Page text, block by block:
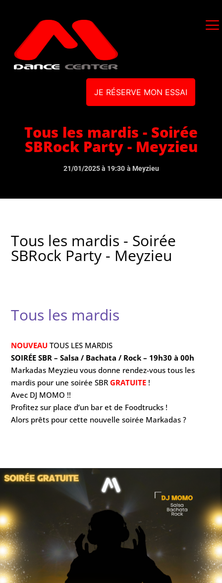
JE RÉSERVE MON ESSAI
Tous les mardis - Soirée
SBRock Party - Meyzieu
21/01/2025 à 19:30 à Meyzieu
Tous les mardis - Soirée
SBRock Party - Meyzieu
Tous les mardis
NOUVEAU TOUS LES MARDIS
SOIRÉE SBR – Salsa / Bachata / Rock – 19h30 à 00h
Markadas Meyzieu vous donne rendez-vous tous les
mardis pour une soirée SBRGRATUITE !
Avec DJ MOMO !!
Profitez sur place d’un bar et de Foodtrucks !
Alors prêts pour cette nouvelle soirée Markadas ?